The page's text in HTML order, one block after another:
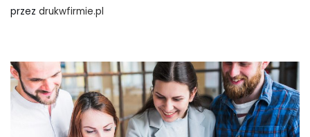
przez drukwfirmie.pl